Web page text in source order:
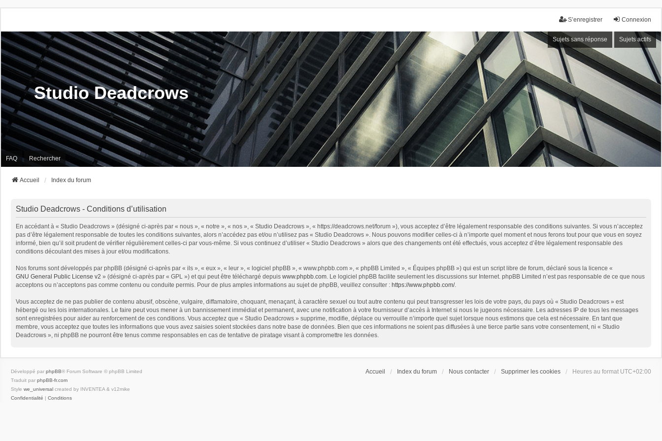
Connexion
S’enregistrer
Sujets sans réponse Sujets actifs
Studio Deadcrows
FAQ Rechercher
Accueil Index du forum
Studio Deadcrows - Conditions d’utilisation
En accédant à « Studio Deadcrows » (désigné ci-après par « nous », « notre », « nos », « Studio Deadcrows », « https://deadcrows.net/forum »), vous acceptez d’être légalement responsable des conditions suivantes. Si vous n’acceptez
pas d’être légalement responsable de toutes les conditions suivantes, alors n’accédez pas et/ou n’utilisez pas « Studio Deadcrows ». Nous pouvons modifier celles-ci à n’importe quel moment et nous ferons tout pour que vous en soyez
informé, bien qu’il soit prudent de vérifier régulièrement celles-ci par vous-même. Si vous continuez d’utiliser « Studio Deadcrows » alors que des changements ont été effectués, vous acceptez d’être légalement responsable des
conditions découlant des mises à jour et/ou modifications.
Nos forums sont développés par phpBB (désigné ci-après par « ils », « eux », « leur », « logiciel phpBB », « www.phpbb.com », « phpBB Limited », « Équipes phpBB ») qui est un script libre de forum, déclaré sous la licence «
GNU General Public License v2 » (désigné ci-après par « GPL ») et qui peut être téléchargé depuis www.phpbb.com. Le logiciel phpBB facilite seulement les discussions sur Internet. phpBB Limited n’est pas responsable de ce que nous
acceptons ou n’acceptons pas comme contenu ou conduite permis. Pour de plus amples informations au sujet de phpBB, veuillez consulter : https://www.phpbb.com/.
Vous acceptez de ne pas publier de contenu abusif, obscène, vulgaire, diffamatoire, choquant, menaçant, à caractère sexuel ou tout autre contenu qui peut transgresser les lois de votre pays, du pays où « Studio Deadcrows » est
hébergé ou les lois internationales. Le faire peut vous mener à un bannissement immédiat et permanent, avec une notification à votre fournisseur d’accès à Internet si nous le jugeons nécessaire. Les adresses IP de tous les messages
sont enregistrées pour aider au renforcement de ces conditions. Vous acceptez que « Studio Deadcrows » supprime, modifie, déplace ou verrouille n’importe quel sujet lorsque nous estimons que cela est nécessaire. En tant que
membre, vous acceptez que toutes les informations que vous avez saisies soient stockées dans notre base de données. Bien que ces informations ne soient pas diffusées à une tierce partie sans votre consentement, ni « Studio
Deadcrows », ni phpBB ne pourront être tenus comme responsables en cas de tentative de piratage visant à compromettre les données.
Accueil Index du forum Nous contacter Supprimer les cookies Heures au format UTC+02:00
Développé par phpBB® Forum Software © phpBB Limited
Traduit par phpBB-fr.com
Style we_universal created by INVENTEA & v12mike
Confidentialité | Conditions